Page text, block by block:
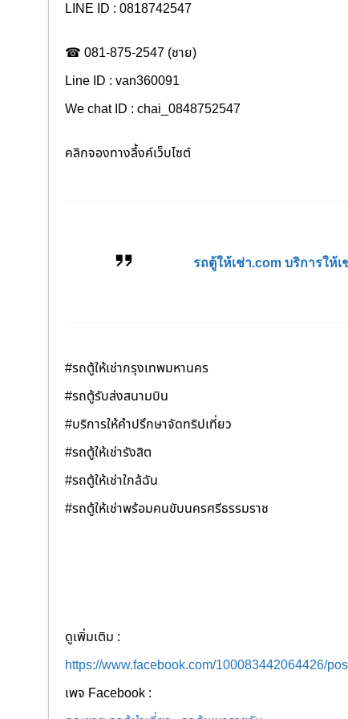
LINE ID : 0818742547
☎ 081-875-2547 (ชาย)
Line ID : van360091
We chat ID : chai_0848752547
คลิกจองทางลึ้งค์เว็บไซต์
รถตู้ให้เช่า.com บริการให้
#รถตู้ให้เช่ากรุงเทพมหานคร
#รถตู้รับส่งสนามบิน
#บริการให้คำปรึกษาจัดทริปเที่ยว
#รถตู้ให้เช่ารังสิต
#รถตู้ให้เช่าใกล้ฉัน
#รถตู้ให้เช่าพร้อมคนขับนครศรีธรรมราช
ดูเพิ่มเติม :
https://www.facebook.com/100083442064426/
เพจ Facebook :